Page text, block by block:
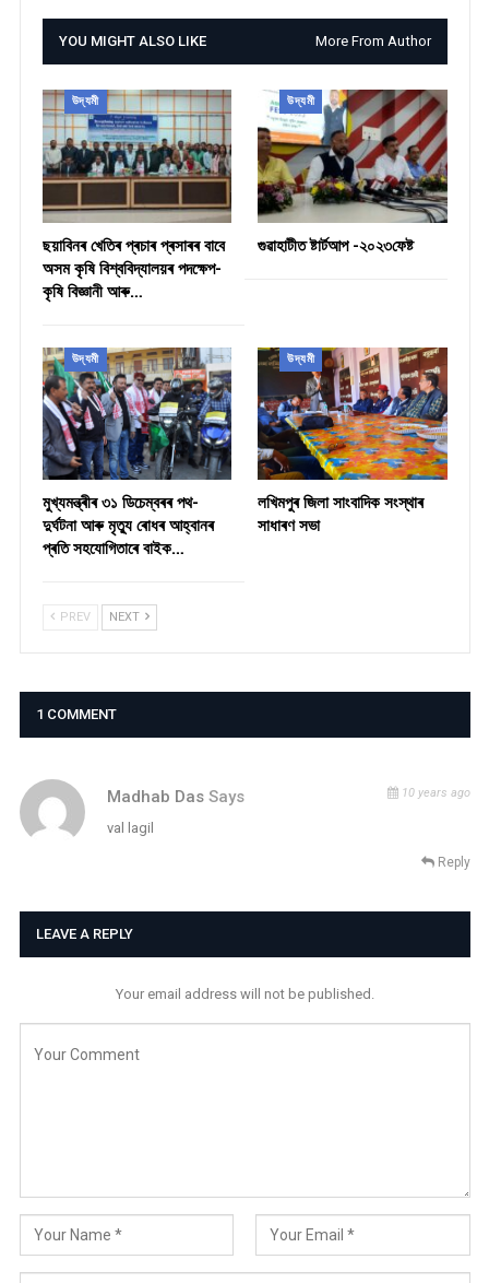
YOU MIGHT ALSO LIKE More From Author
উদ্যমী
ছয়াবিনৰ খেতিৰ প্ৰচাৰ প্ৰসাৰৰ বাবে
অসম কৃষি বিশ্ববিদ্যালয়ৰ পদক্ষেপ-
কৃষি বিজ্ঞানী আৰু…
উদ্যমী
গুৱাহাটীত ষ্টাৰ্টআপ -২০২৩ফেষ্ট
উদ্যমী
মুখ্যমন্ত্ৰীৰ ৩১ ডিচেম্বৰৰ পথ-
দুৰ্ঘটনা আৰু মৃত্যু ৰোধৰ আহ্বানৰ
প্ৰতি সহযোগিতাৰে বাইক…
উদ্যমী
লখিমপুৰ জিলা সাংবাদিক সংস্থাৰ
সাধাৰণ সভা
PREV NEXT
1 COMMENT
Madhab Das Says 10 years ago
val lagil
Reply
LEAVE A REPLY
Your email address will not be published.